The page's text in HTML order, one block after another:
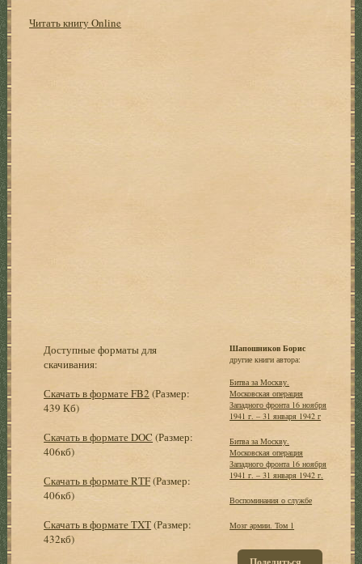
Читать книгу Online
Доступные форматы для
скачивания:
Скачать в формате FB2 (Размер:
439 Кб)
Скачать в формате DOC (Размер:
406кб)
Скачать в формате RTF(Размер:
406кб)
Скачать в формате TXT(Размер:
432кб)
Шапошников Борис
другие книги автора:
Битва за Москву.
Московская операция
Западного фронта 16 ноября
1941 г. – 31 января 1942 г
Битва за Москву.
Московская операция
Западного фронта 16 ноября
1941 г. – 31 января 1942 г.
Воспоминания о службе
Мозг армии. Том 1